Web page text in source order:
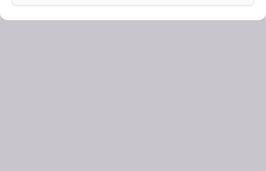
Morellato Stříbrný náhrdelník s třpytivým